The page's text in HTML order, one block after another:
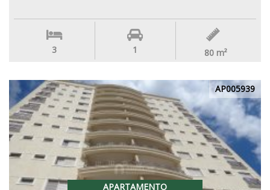
3 1 80 m²
AP005939
APARTAMENTO